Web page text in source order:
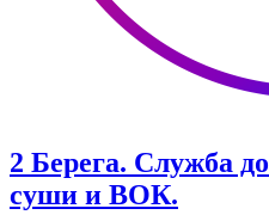
2 Берега. Служба
суши и ВОК.